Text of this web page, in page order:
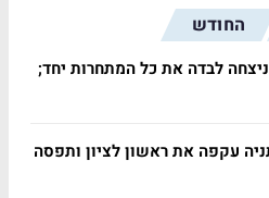
החודש
לבדה את כל המתחרות יחד;
עקפה את ראשון לציון ותפסה